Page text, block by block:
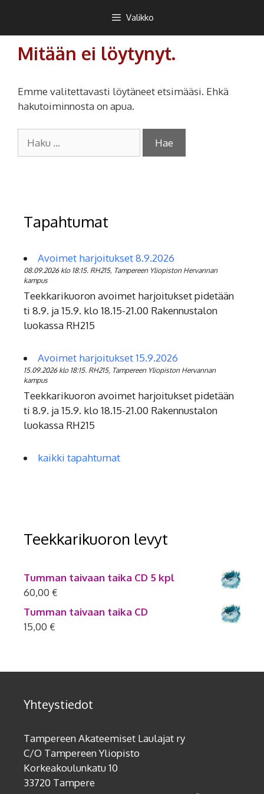
Valikko
Mitään ei löytynyt.
Emme valitettavasti löytäneet etsimääsi. Ehkä
hakutoiminnosta on apua.
Tapahtumat
Avoimet harjoitukset 8.9.2026
08.09.2026 klo 18:15. RH215, Tampereen Yliopiston Hervannan
kampus
Teekkarikuoron avoimet harjoitukset pidetään
ti 8.9. ja 15.9. klo 18.15-21.00 Rakennustalon
luokassa RH215
Avoimet harjoitukset 15.9.2026
15.09.2026 klo 18:15. RH215, Tampereen Yliopiston Hervannan
kampus
Teekkarikuoron avoimet harjoitukset pidetään
ti 8.9. ja 15.9. klo 18.15-21.00 Rakennustalon
luokassa RH215
kaikki tapahtumat
Teekkarikuoron levyt
Tumman taivaan taika CD 5 kpl
60,00 €
Tumman taivaan taika CD
15,00 €
Yhteystiedot
Tampereen Akateemiset Laulajat ry
C/O Tampereen Yliopisto
Korkeakoulunkatu 10
33720 Tampere